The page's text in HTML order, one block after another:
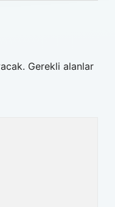
Gerekli alanlar